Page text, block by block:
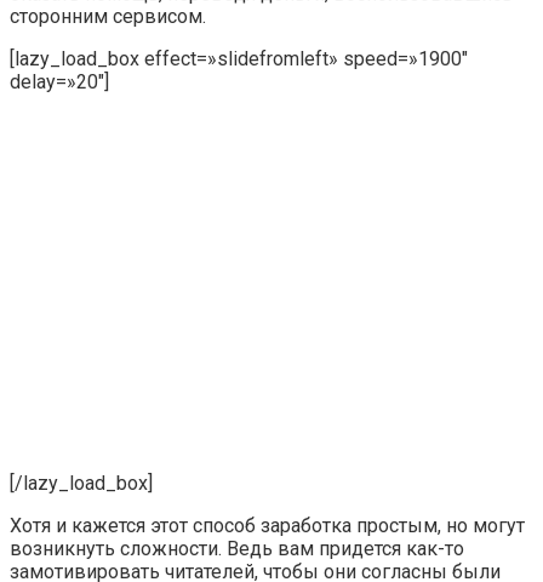
сторонним сервисом.
[lazy_load_box effect=»slidefromleft» speed=»1900″
delay=»20″]
[/lazy_load_box]
Хотя и кажется этот способ заработка простым, но могут
возникнуть сложности. Ведь вам придется как-то
замотивировать читателей, чтобы они согласны были